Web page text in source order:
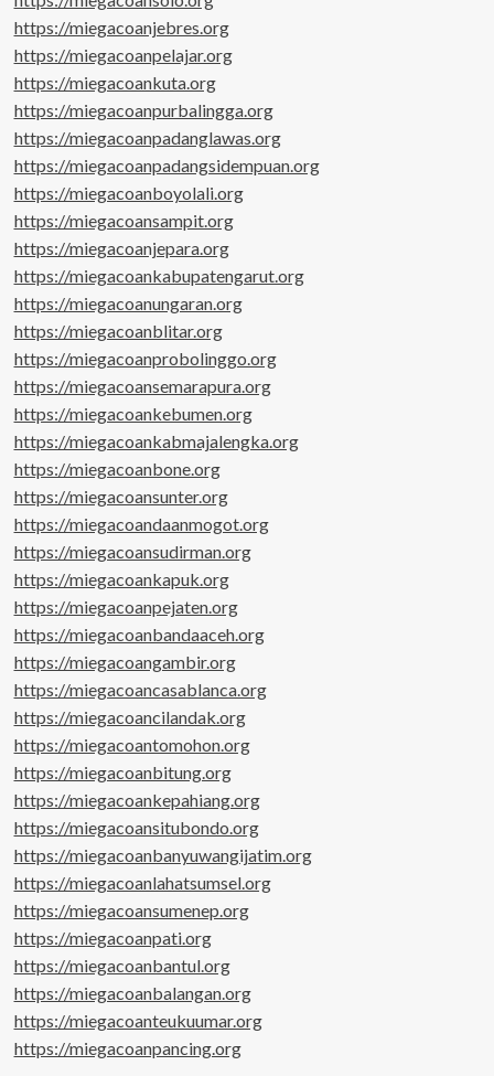
https://miegacoanjebres.org
https://miegacoanpelajar.org
https://miegacoankuta.org
https://miegacoanpurbalingga.org
https://miegacoanpadanglawas.org
https://miegacoanpadangsidempuan.org
https://miegacoanboyolali.org
https://miegacoansampit.org
https://miegacoanjepara.org
https://miegacoankabupatengarut.org
https://miegacoanungaran.org
https://miegacoanblitar.org
https://miegacoanprobolinggo.org
https://miegacoansemarapura.org
https://miegacoankebumen.org
https://miegacoankabmajalengka.org
https://miegacoanbone.org
https://miegacoansunter.org
https://miegacoandaanmogot.org
https://miegacoansudirman.org
https://miegacoankapuk.org
https://miegacoanpejaten.org
https://miegacoanbandaaceh.org
https://miegacoangambir.org
https://miegacoancasablanca.org
https://miegacoancilandak.org
https://miegacoantomohon.org
https://miegacoanbitung.org
https://miegacoankepahiang.org
https://miegacoansitubondo.org
https://miegacoanbanyuwangijatim.org
https://miegacoanlahatsumsel.org
https://miegacoansumenep.org
https://miegacoanpati.org
https://miegacoanbantul.org
https://miegacoanbalangan.org
https://miegacoanteukuumar.org
https://miegacoanpancing.org